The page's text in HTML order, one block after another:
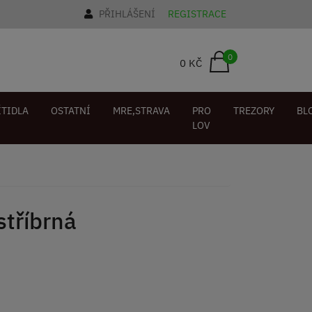
PŘIHLÁŠENÍ REGISTRACE
0 KČ 0
OSTATNÍ MRE,STRAVA
PRO
LOV
TREZORY